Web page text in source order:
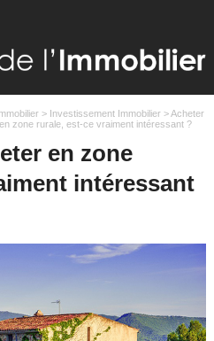
> Investissement Immobilier>Acheter
zone rurale, est-ce vraiment intéressant ?
en zone
intéressant